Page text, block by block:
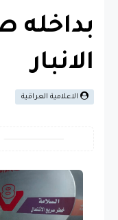
بداخله
الانبار
الاعلامية العراقية